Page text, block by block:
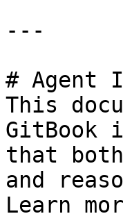
---
# Agent
This
GitBook
that
and
Learn